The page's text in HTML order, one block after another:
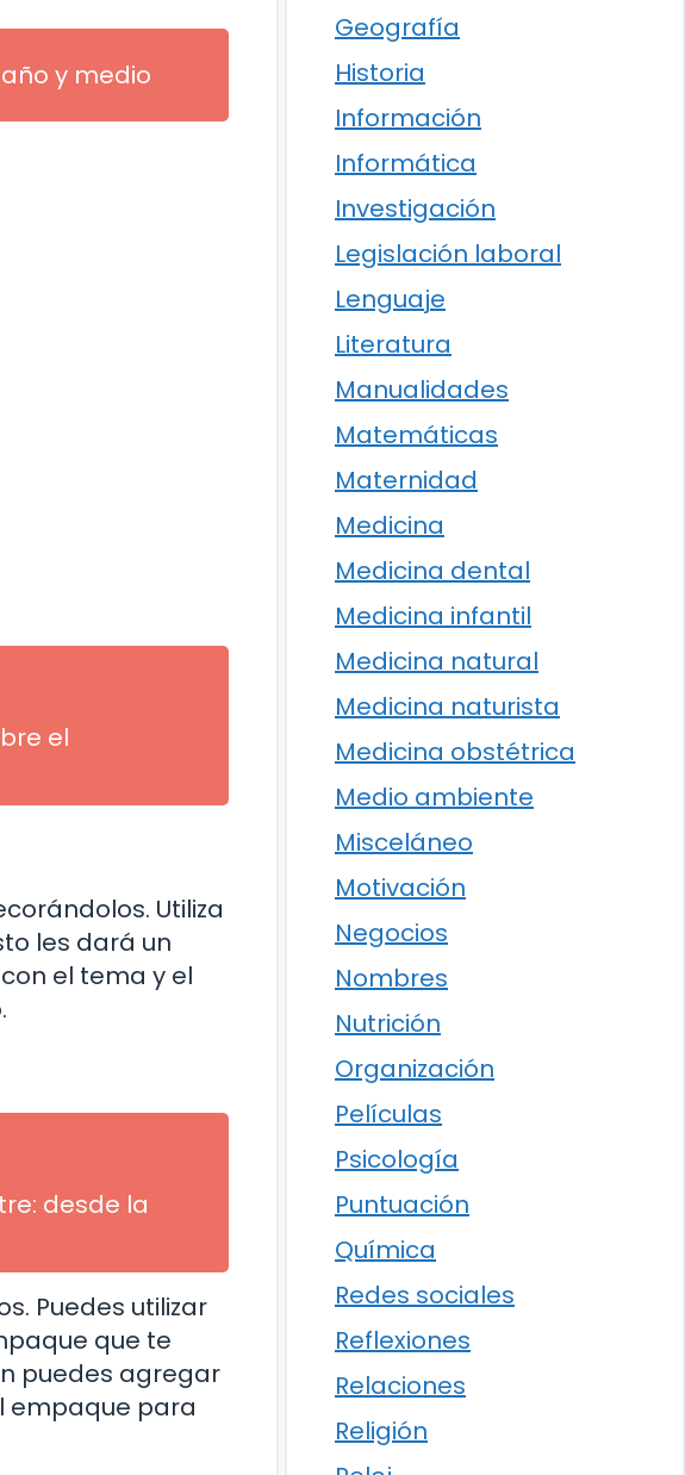
y medio
el
Utiliza
les dará un
el tema y el
desde la
Puedes utilizar
que te
puedes agregar
empaque para
Geografía
Historia
Información
Informática
Investigación
Legislación laboral
Lenguaje
Literatura
Manualidades
Matemáticas
Maternidad
Medicina
Medicina dental
Medicina infantil
Medicina natural
Medicina naturista
Medicina obstétrica
Medio ambiente
Misceláneo
Motivación
Negocios
Nombres
Nutrición
Organización
Películas
Psicología
Puntuación
Química
Redes sociales
Reflexiones
Relaciones
Religión